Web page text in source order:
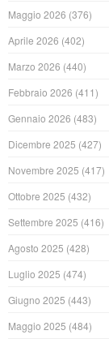
Maggio 2026 (376)
Aprile 2026 (402)
Marzo 2026 (440)
Febbraio 2026 (411)
Gennaio 2026 (483)
Dicembre 2025 (427)
Novembre 2025 (417)
Ottobre 2025 (432)
Settembre 2025 (416)
Agosto 2025 (428)
Luglio 2025 (474)
Giugno 2025 (443)
Maggio 2025 (484)